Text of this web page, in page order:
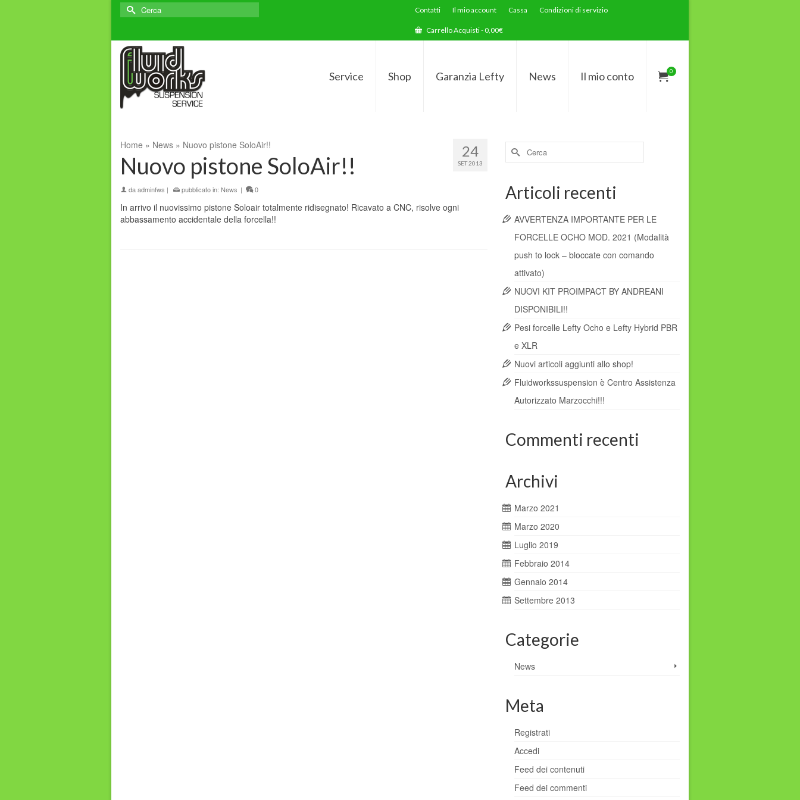
Contatti Il mio account Cassa Condizioni di servizio
Carrello Acquisti-0,00€
Cerca
per:
Service Shop Garanzia Lefty News Il mio conto 0
24
SET 2013
Home » News » Nuovo pistone SoloAir!!
Nuovo pistone SoloAir!!
daadminfws | pubblicato in: News | 0
In arrivo il nuovissimo pistone Soloair totalmente ridisegnato! Ricavato a CNC, risolve ogni
abbassamento accidentale della forcella!!
Cerca
per:
Articoli recenti
AVVERTENZA IMPORTANTE PER LE
FORCELLE OCHO MOD. 2021 (Modalità
push to lock – bloccate con comando
attivato)
NUOVI KIT PROIMPACT BY ANDREANI
DISPONIBILI!!
Pesi forcelle Lefty Ocho e Lefty Hybrid PBR
e XLR
Nuovi articoli aggiunti allo shop!
Fluidworkssuspension è Centro Assistenza
Autorizzato Marzocchi!!!
Commenti recenti
Archivi
Marzo 2021
Marzo 2020
Luglio 2019
Febbraio 2014
Gennaio 2014
Settembre 2013
Categorie
News
Meta
Registrati
Accedi
Feed dei contenuti
Feed dei commenti